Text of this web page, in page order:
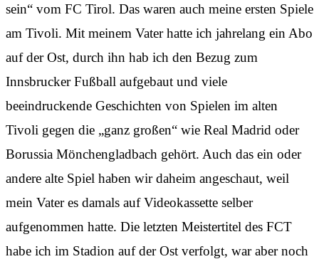
sein“ vom FC Tirol. Das waren auch meine ersten Spiele
am Tivoli. Mit meinem Vater hatte ich jahrelang ein Abo
auf der Ost, durch ihn hab ich den Bezug zum
Innsbrucker Fußball aufgebaut und viele
beeindruckende Geschichten von Spielen im alten
Tivoli gegen die „ganz großen“ wie Real Madrid oder
Borussia Mönchengladbach gehört. Auch das ein oder
andere alte Spiel haben wir daheim angeschaut, weil
mein Vater es damals auf Videokassette selber
aufgenommen hatte. Die letzten Meistertitel des FCT
habe ich im Stadion auf der Ost verfolgt, war aber noch